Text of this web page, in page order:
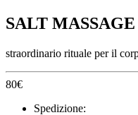
SALT MASSAGE
straordinario rituale per il
80€
Spedizione: